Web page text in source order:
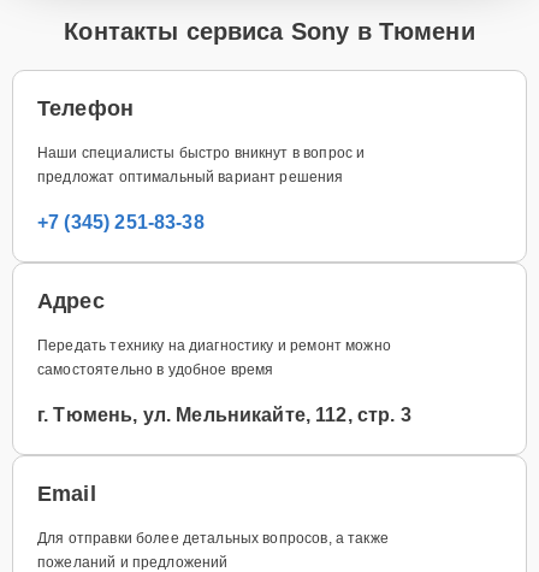
Контакты сервиса Sony в Тюмени
Телефон
Наши специалисты быстро вникнут в вопрос и
предложат оптимальный вариант решения
+7 (345) 251-83-38
Адрес
Передать технику на диагностику и ремонт можно
самостоятельно в удобное время
г. Тюмень, ул. Мельникайте, 112, стр. 3
Email
Для отправки более детальных вопросов, а также
пожеланий и предложений